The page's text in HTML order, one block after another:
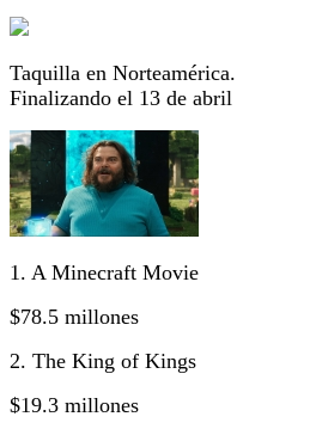
Taquilla en Norteamérica.
Finalizando el 13 de abril
1. A Minecraft Movie
$78.5 millones
2. The King of Kings
$19.3 millones